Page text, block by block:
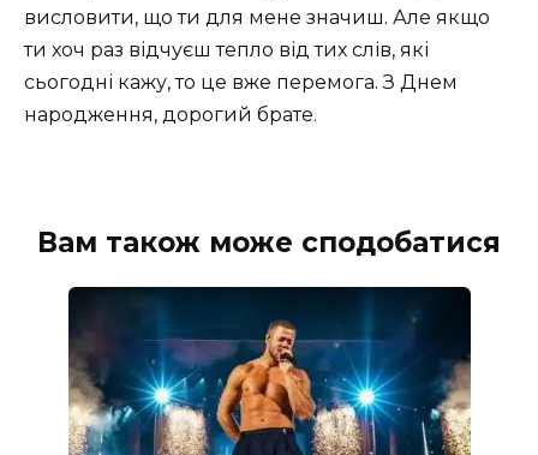
висловити, що ти для мене значиш. Але якщо
ти хоч раз відчуєш тепло від тих слів, які
сьогодні кажу, то це вже перемога. З Днем
народження, дорогий брате.
Вам також може сподобатися